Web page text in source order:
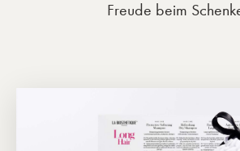
Freude beim